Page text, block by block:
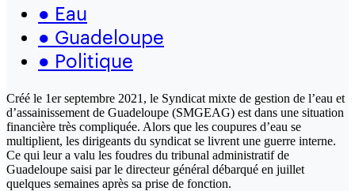
● Eau
● Guadeloupe
● Politique
Créé le 1er septembre 2021, le Syndicat mixte de gestion de l’eau et
d’assainissement de Guadeloupe (SMGEAG) est dans une situation
financière très compliquée. Alors que les coupures d’eau se
multiplient, les dirigeants du syndicat se livrent une guerre interne.
Ce qui leur a valu les foudres du tribunal administratif de
Guadeloupe saisi par le directeur général débarqué en juillet
quelques semaines après sa prise de fonction.